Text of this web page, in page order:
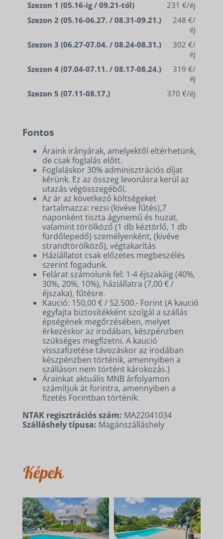
Szezon 1 (05.16-ig / 09.21-től)
231 €/éj
Szezon 2 (05.16-06.27. / 08.31-09.21.)
248 €/
éj
Szezon 3 (06.27-07.04. / 08.24-08.31.)
302 €/
éj
Szezon 4 (07.04-07.11. / 08.17-08.24.)
319 €/
éj
Szezon 5 (07.11-08.17.)
370 €/éj
Fontos
Áraink irányárak, amelyektől eltérhetünk,
de csak foglalás előtt.
Foglaláskor 30% adminisztrációs díjat
kérünk. Ez az összeg levonásra kerül az
utazás végösszegéből.
Az ár az következő költségeket
tartalmazza: rezsi (kivéve fűtés),7
naponként tiszta ágynemű és huzat,
valamint törölköző (1 db kéztörlő, 1 db
fürdőlepedő) személyenként, (kivéve
strandtörölköző), végtakarítás
Háziállatot csak előzetes megbeszélés
szerint fogadunk.
Felárat számolunk fel: 1-4 éjszakáig (40%,
30%, 20%, 10%), háziállatra (7,00 € /
éjszaka), fűtésre.
Kaució: 150,00 € / 52.500.- Forint (A kaució
egyfajta biztosítékként szolgál a szállás
épségének megőrzésében, melyet
érkezéskor az irodában, készpénzben
szükséges megfizetni. A kaució
visszafizetése távozáskor az irodában
készpénzben történik, amennyiben a
szálláson nem történt károkozás.)
Árainkat aktuális MNB árfolyamon
számítjuk át forintra, amennyiben a
fizetés Forintban történik.
NTAK regisztrációs szám: MA22041034
Szálláshely típusa: Magánszálláshely
Képek